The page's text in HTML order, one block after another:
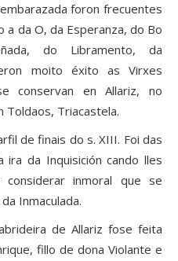
foron frecuentes
a da O, da Esperanza, do Bo
do Libramento, da
moito éxito as Virxes
conservan en Allariz, no
Toldaos, Triacastela.
de finais do s. XIII. Foi das
ira da Inquisición cando lles
inmoral que se
Inmaculada.
de Allariz fose feita
fillo de dona Violante e